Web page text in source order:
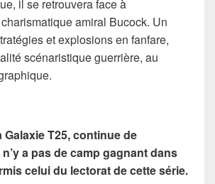
il se retrouvera face à
amiral Bucock. Un
et explosions en fanfare,
scénaristique guerrière, au
Galaxie T25, continue de
a pas de camp gagnant dans
celui du lectorat de cette série.